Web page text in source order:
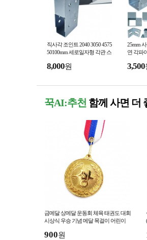
직사각 조인트 2040 3050 4575
50100mm 세로일자형 각관 스
파이프 연결 브라켓
8,000원
25mm
연 각파
립
3,500
꾹AI:추천 함께 사면 더
금메달 상메달 운동회 체육 태권도 대회
시상식 우승 기념 메달 목걸이 어린이
900원